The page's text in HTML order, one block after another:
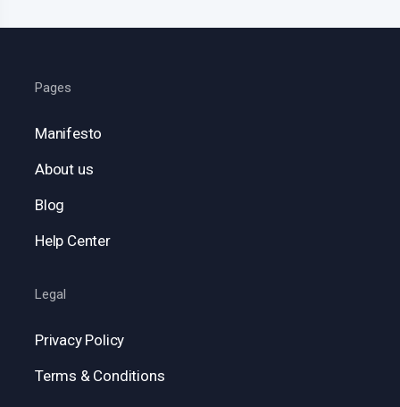
Pages
Manifesto
About us
Blog
Help Center
Legal
Privacy Policy
Terms & Conditions